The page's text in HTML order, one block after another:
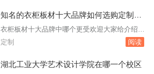
英文：“DuringthelastNationalDayholiday，Iwen
知名的衣柜板材十大品牌如何选购定制衣
柜
衣柜板材十大品牌中哪个更受欢迎大家给介绍下
呗 这要看你的要求，我选的福庆，觉得还是
找这样的还是很放心。板材定制家具十大品牌是
定制 阅读
湖北工业大学艺术设计学院在哪一个校区